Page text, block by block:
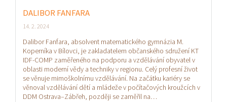
DALIBOR FANFARA
14. 2. 2024
Dalibor Fanfara, absolvent matematického gymnázia M.
Koperníka v Bílovci, je zakladatelem občanského sdružení KT
IDF-COMP zaměřeného na podporu a vzdělávání obyvatel v
oblasti moderní vědy a techniky v regionu. Celý profesní život
se věnuje mimoškolnímu vzdělávání. Na začátku kariéry se
věnoval vzdělávání dětí a mládeže v počítačových kroužcích v
DDM Ostrava–Zábřeh, později se zaměřil na…